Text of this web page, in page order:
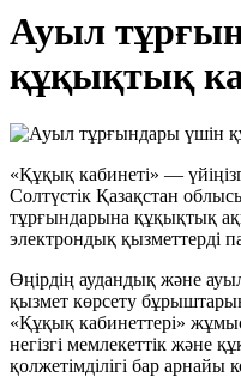
Ауыл
құқықтық
«Құқық кабинеті» —
Солтүстік Қазақстан
тұрғындарына құқықтық
электрондық қызметтерді
Өңірдің аудандық және
қызмет көрсету
«Құқық кабинеттері»
негізгі мемлекеттік және
қолжетімділігі бар